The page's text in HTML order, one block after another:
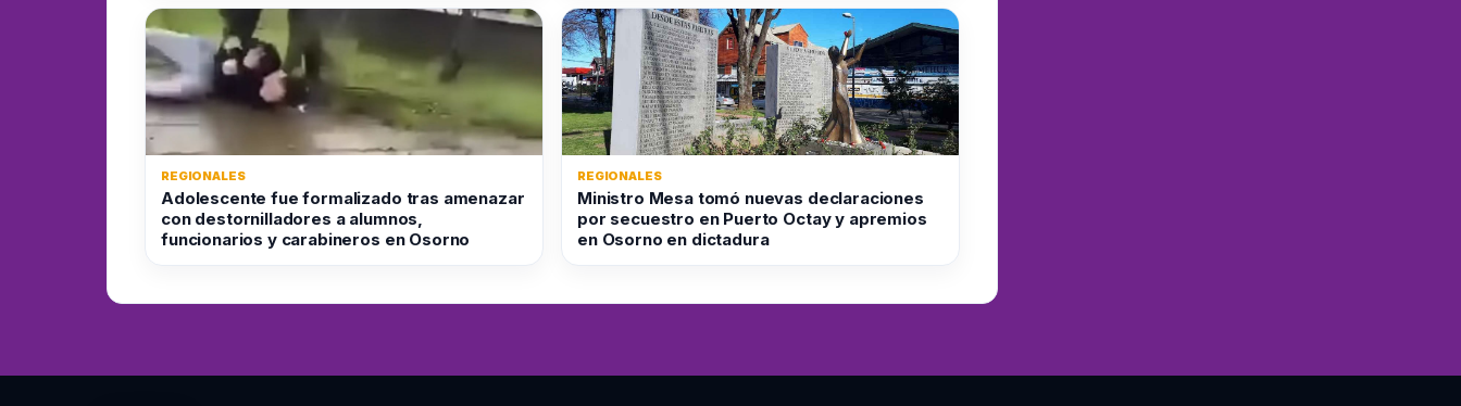
REGIONALES
Adolescente fue formalizado tras amenazar
con destornilladores a alumnos,
funcionarios y carabineros en Osorno
REGIONALES
Ministro Mesa tomó nuevas declaraciones
por secuestro en Puerto Octay y apremios
en Osorno en dictadura